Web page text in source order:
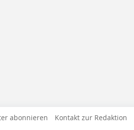
abonnieren Kontakt zur Redaktion